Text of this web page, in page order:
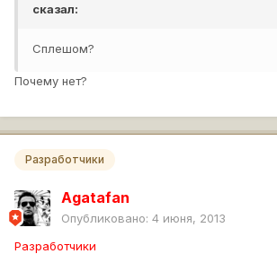
сказал:
Сплешом?
Почему нет?
Разработчики
Agatafan
Опубликовано: 4 июня, 2013
Разработчики